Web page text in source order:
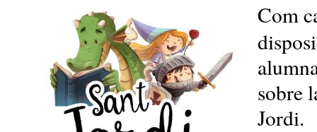
Com
sobre
Jordi.